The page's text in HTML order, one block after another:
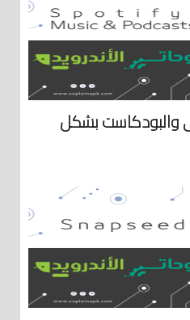
والبودكاست بشكل